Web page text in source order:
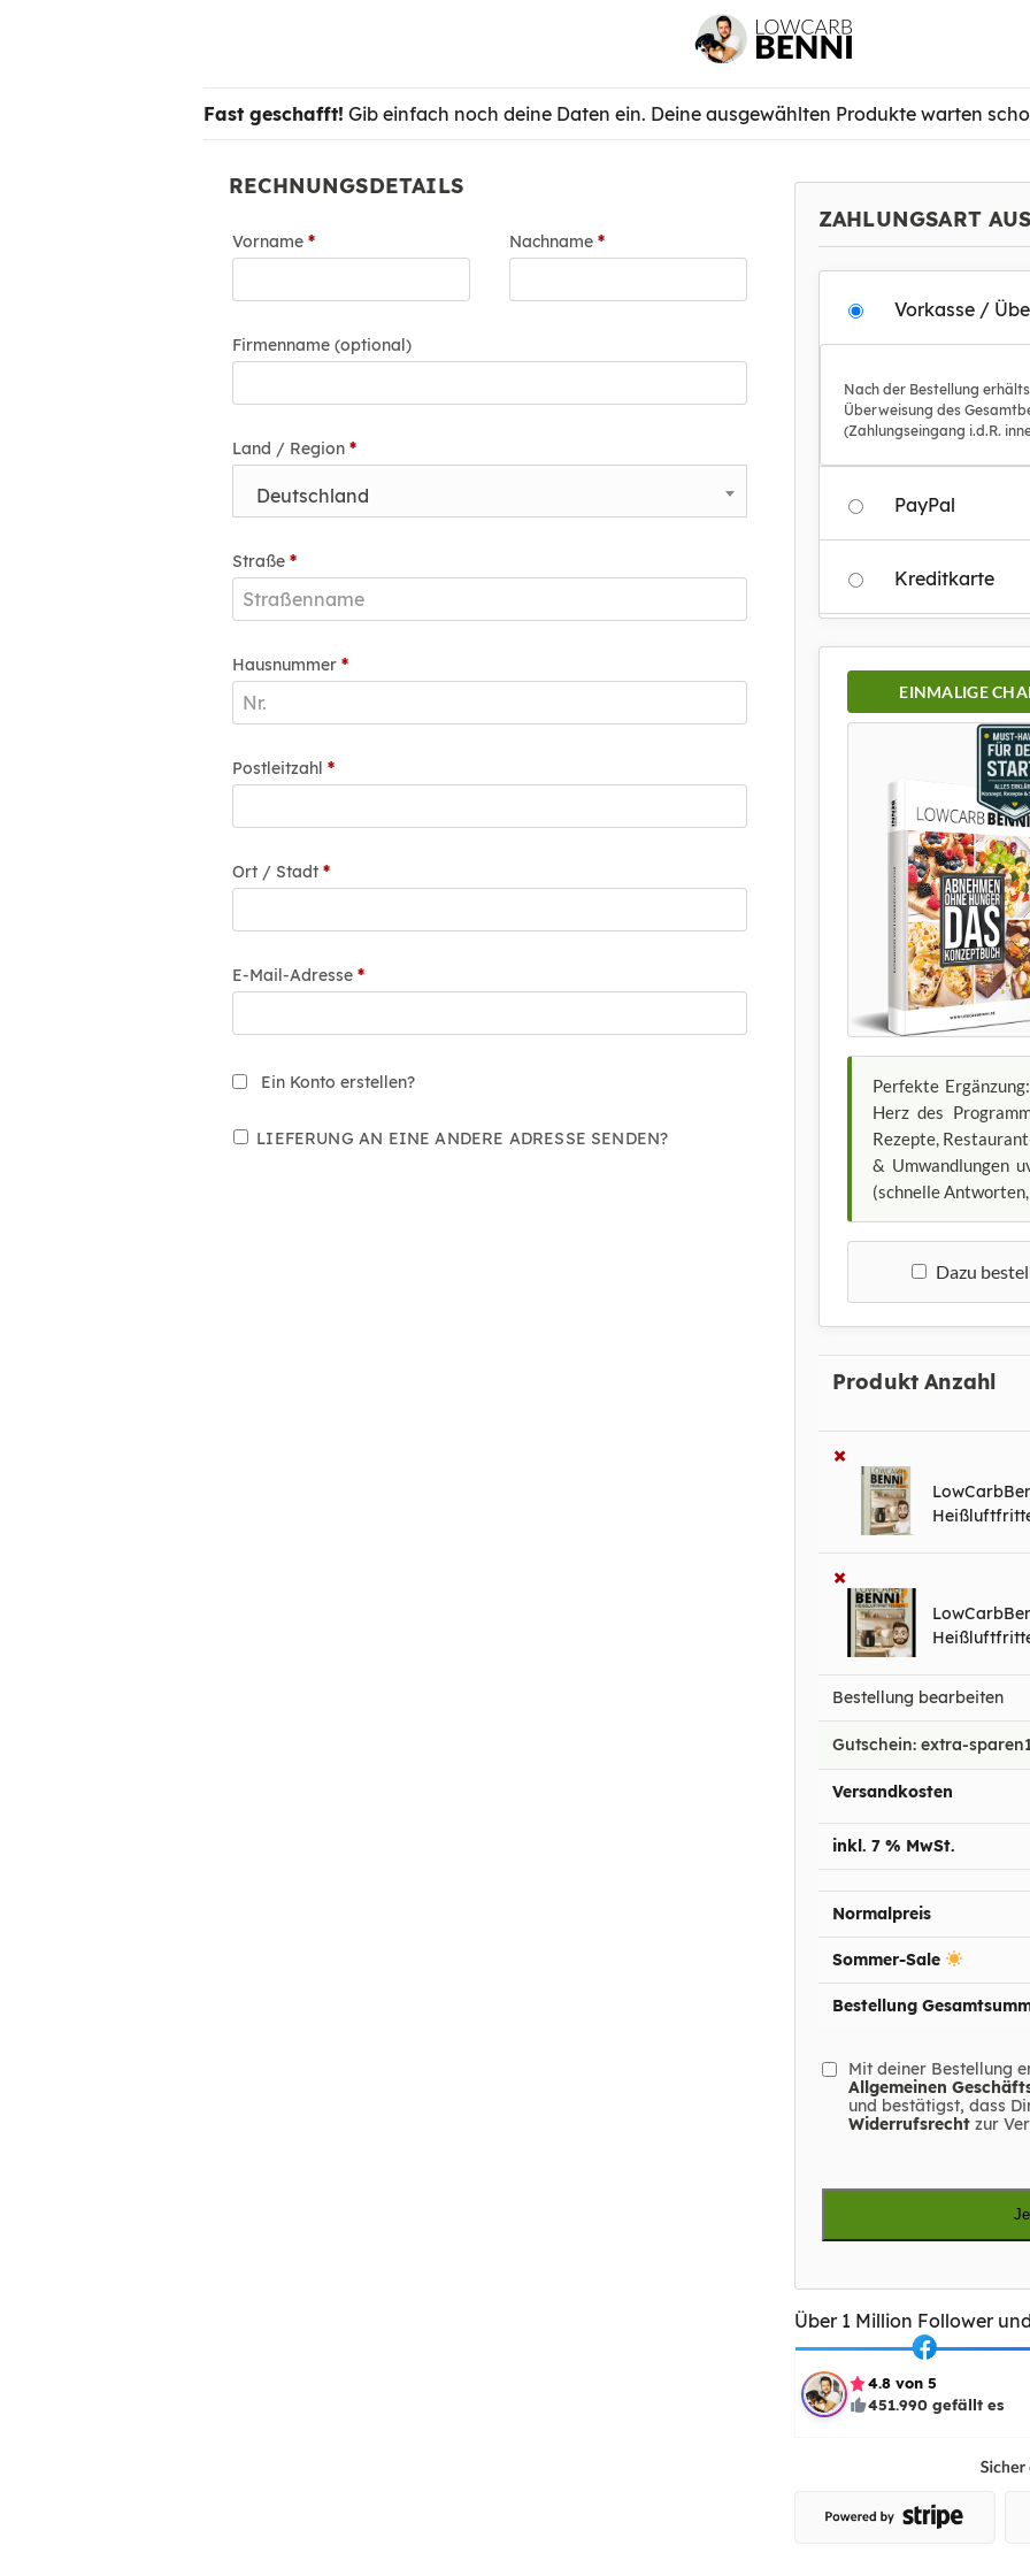
Fast geschafft! Gib einfach noch deine Daten ein. Deine ausgewählten Produkte warten
RECHNUNGSDETAILS
Vorname * Nachname *
Firmenname (optional)
Land / Region *
Deutschland
Straße *
Hausnummer *
Postleitzahl *
Ort / Stadt *
E-Mail-Adresse *
Ein Konto erstellen?
LIEFERUNG AN EINE ANDERE ADRESSE SENDEN?
ZAHLUNGSART
Vorkasse /
Nach der Bestellung
Überweisung des
(Zahlungseingang i.d.R.
PayPal
Kreditkarte
EINMALIGE
Perfekte Ergänzung:
Herz des
Rezepte,
& Umwandlungen
(schnelle
Dazu
Produkt Anzahl
×
×
Bestellung bearbeiten
Gutschein: extra-
Versandkosten
inkl. 7 % MwSt.
Normalpreis
Sommer-Sale
Bestellung
Mit deiner Bestellung
Allgemeinen
und bestätigst, dass
Widerrufsrechtzur
Über 1 Million Follower
4.8 von 5
451.990 gefällt es